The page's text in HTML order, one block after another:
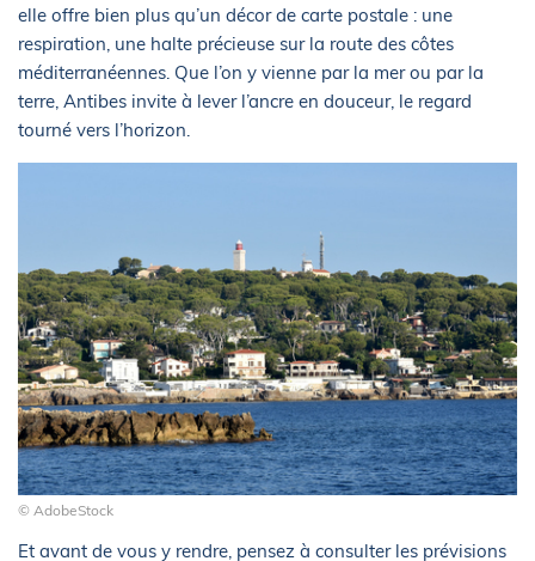
elle offre bien plus qu’un décor de carte postale : une
respiration, une halte précieuse sur la route des côtes
méditerranéennes. Que l’on y vienne par la mer ou par la
terre, Antibes invite à lever l’ancre en douceur, le regard
tourné vers l’horizon.
© AdobeStock
Et avant de vous y rendre, pensez à consulter les prévisions